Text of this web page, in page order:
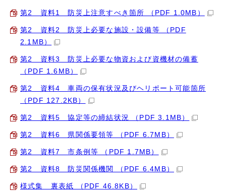
第2 資料1 防災上注意すべき箇所 （PDF 1.0MB）
第2 資料2 防災上必要な施設・設備等 （PDF
2.1MB）
第2 資料3 防災上必要な物資および資機材の備蓄
（PDF 1.6MB）
第2 資料4 車両の保有状況及びヘリポート可能箇所
（PDF 127.2KB）
第2 資料5 協定等の締結状況 （PDF 3.1MB）
第2 資料6 県関係要領等 （PDF 6.7MB）
第2 資料7 市条例等 （PDF 1.7MB）
第2 資料8 防災関係機関 （PDF 6.4MB）
様式集 裏表紙 （PDF 46.8KB）